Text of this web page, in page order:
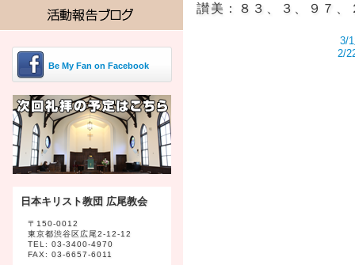
讃美：８３、３、９７、
3/
2/
Be My Fan on Facebook
日本キリスト教団 広尾教会
〒150-0012
東京都渋谷区広尾2-12-12
TEL: 03-3400-4970
FAX: 03-6657-6011